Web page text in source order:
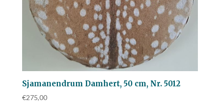
Sjamanendrum Damhert, 50 cm, Nr. 5012
€275,00